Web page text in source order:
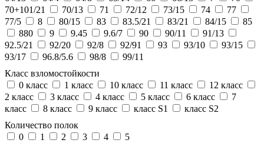
70+101/21
70/13 71 72/12 73/15 74
77
77/5
8 80/15 83 83.5/21 83/21 84/15
85
880
9 9.45 9.6/7 90 90/11
91/13
92.5/21
92/20 92/8 92/91 93 93/10
93/15
93/17
96.8/5.6 98/8
99/11
Класс взломостойкости
0 класс
1 класс 10 класс 11 класс
12 класс
2 класс
3 класс 4 класс 5 класс 6 класс
7
класс
8 класс 9 класс класс S1
класс S2
Количество полок
0
1 2 3 4
5